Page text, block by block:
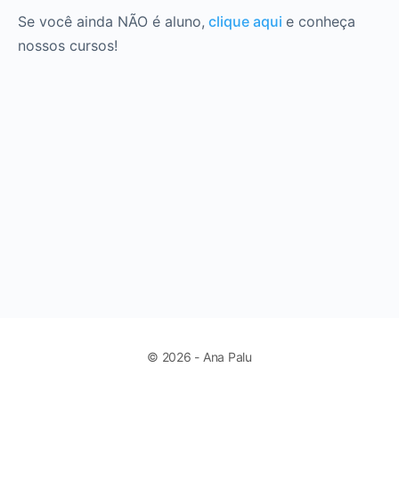
Se você ainda NÃO é aluno, clique aqui e conheça
nossos cursos!
© 2026 - Ana Palu